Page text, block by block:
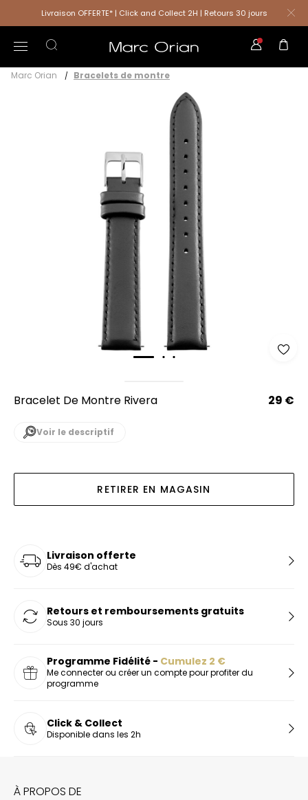
Livraison OFFERTE* | Click and Collect 2H | Retours 30 jours
Marc Orian Bracelets de montre
Bracelet De Montre Rivera 29 €
Voir le descriptif
RETIRER EN MAGASIN
Livraison offerte
Dès 49€ d'achat
Retours et remboursements gratuits
Sous 30 jours
Programme Fidélité - Cumulez 2 €
Me connecter ou créer un compte pour profiter du
programme
Click & Collect
Disponible dans les 2h
À PROPOS DE